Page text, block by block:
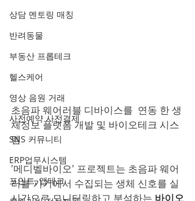
상담 멘토링 매칭
반려동물
부동산 프롭테크
헬스케어
영상 음원 거래
사전예약 사전결제
SNS 커뮤니티
ERP업무시스템
포인트, 앱테크
초음파 웨어러블 디바이스를  연동 한 생
체정보 플랫폼 개발 및 바이오테크 시스
템
'메디벨바이오' 프로젝트는 초음파 웨어
러블 기기에서 수집되는 생체 신호를 실
시간으로 모니터링하고 분석하는 바이오